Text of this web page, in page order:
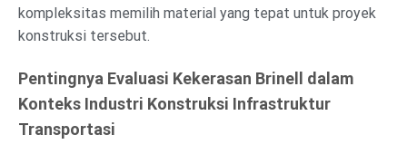
kompleksitas memilih material yang tepat untuk proyek
konstruksi tersebut.
Pentingnya Evaluasi Kekerasan Brinell dalam
Konteks Industri Konstruksi Infrastruktur
Transportasi